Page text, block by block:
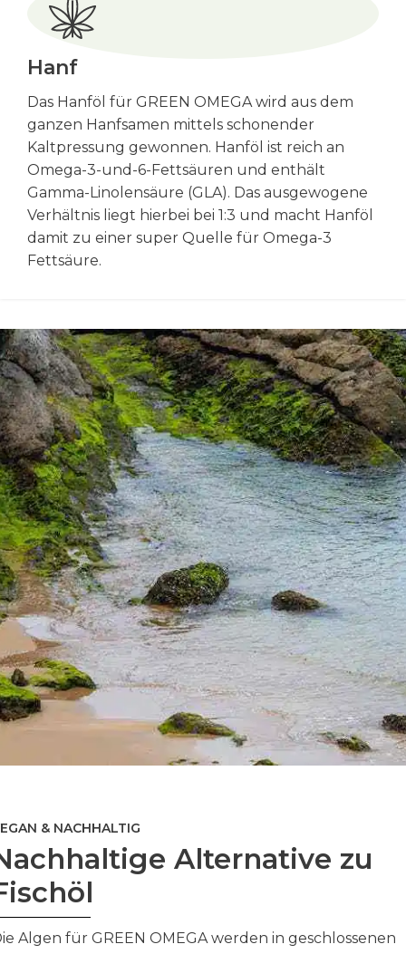
Hanf
Das Hanföl für GREEN OMEGA wird aus dem
ganzen Hanfsamen mittels schonender
Kaltpressung gewonnen. Hanföl ist reich an
Omega-3-und-6-Fettsäuren und enthält
Gamma-Linolensäure (GLA). Das ausgewogene
Verhältnis liegt hierbei bei 1:3 und macht Hanföl
damit zu einer super Quelle für Omega-3
Fettsäure.
& NACHHALTIG
Alternative zu
Algen für GREEN OMEGA werden in geschlossenen